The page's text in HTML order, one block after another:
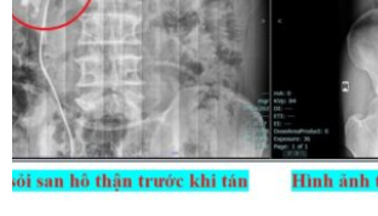
Ống Mềm – Kỹ Thuật Cao Loại
San Hô Thận